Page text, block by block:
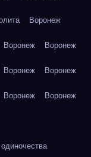
Воронеж
Воронеж Воронеж
Воронеж Воронеж
Воронеж Воронеж